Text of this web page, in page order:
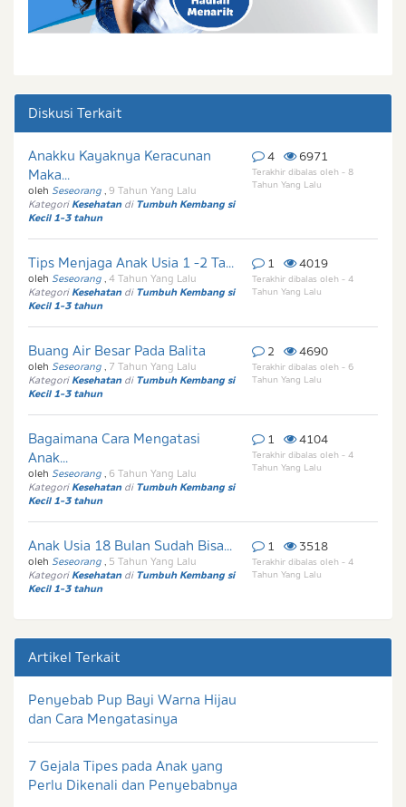
Diskusi Terkait
Anakku Kayaknya Keracunan
Maka...
oleh Seseorang , 9 Tahun Yang Lalu
KategoriKesehatan di Tumbuh Kembang si
Kecil 1-3 tahun
4 6971
Terakhir dibalas oleh - 8
Tahun Yang Lalu
Tips Menjaga Anak Usia 1 -2 Ta...
oleh Seseorang , 4 Tahun Yang Lalu
KategoriKesehatan di Tumbuh Kembang si
Kecil 1-3 tahun
1 4019
Terakhir dibalas oleh - 4
Tahun Yang Lalu
Buang Air Besar Pada Balita
oleh Seseorang , 7 Tahun Yang Lalu
KategoriKesehatan di Tumbuh Kembang si
Kecil 1-3 tahun
2 4690
Terakhir dibalas oleh - 6
Tahun Yang Lalu
Bagaimana Cara Mengatasi
Anak...
oleh Seseorang , 6 Tahun Yang Lalu
KategoriKesehatan di Tumbuh Kembang si
Kecil 1-3 tahun
1 4104
Terakhir dibalas oleh - 4
Tahun Yang Lalu
Anak Usia 18 Bulan Sudah Bisa...
oleh Seseorang , 5 Tahun Yang Lalu
KategoriKesehatan di Tumbuh Kembang si
Kecil 1-3 tahun
1 3518
Terakhir dibalas oleh - 4
Tahun Yang Lalu
Artikel Terkait
Penyebab Pup Bayi Warna Hijau
dan Cara Mengatasinya
7 Gejala Tipes pada Anak yang
Perlu Dikenali dan Penyebabnya